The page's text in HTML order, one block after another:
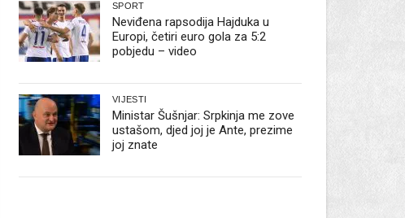
SPORT
Neviđena rapsodija Hajduka u
Europi, četiri euro gola za 5:2
pobjedu – video
VIJESTI
Ministar Šušnjar: Srpkinja me zove
ustašom, djed joj je Ante, prezime
joj znate